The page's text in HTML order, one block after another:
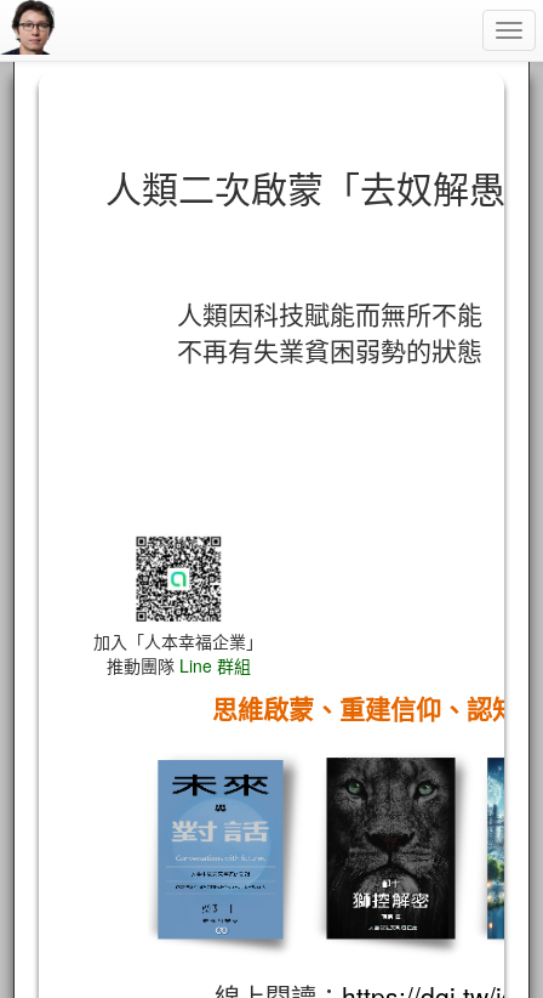
人類二次啟蒙「去奴解愚
人類因科技賦能而無所不能
不再有失業貧困弱勢的狀態
加入「人本幸福企業」
推動團隊 Line 群組
思維啟蒙、重建信仰、認知